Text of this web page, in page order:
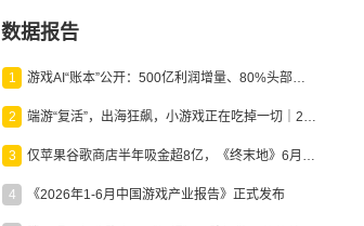
数据报告
1 游戏AI“账本”公开：500亿利润增量、80%头部入局，谁在闷声发财？
2 端游“复活”，出海狂飙，小游戏正在吃掉一切｜2026上半年产业报告
3 仅苹果谷歌商店半年吸金超8亿，《终末地》6月份收入显著回暖
4 《2026年1-6月中国游戏产业报告》正式发布